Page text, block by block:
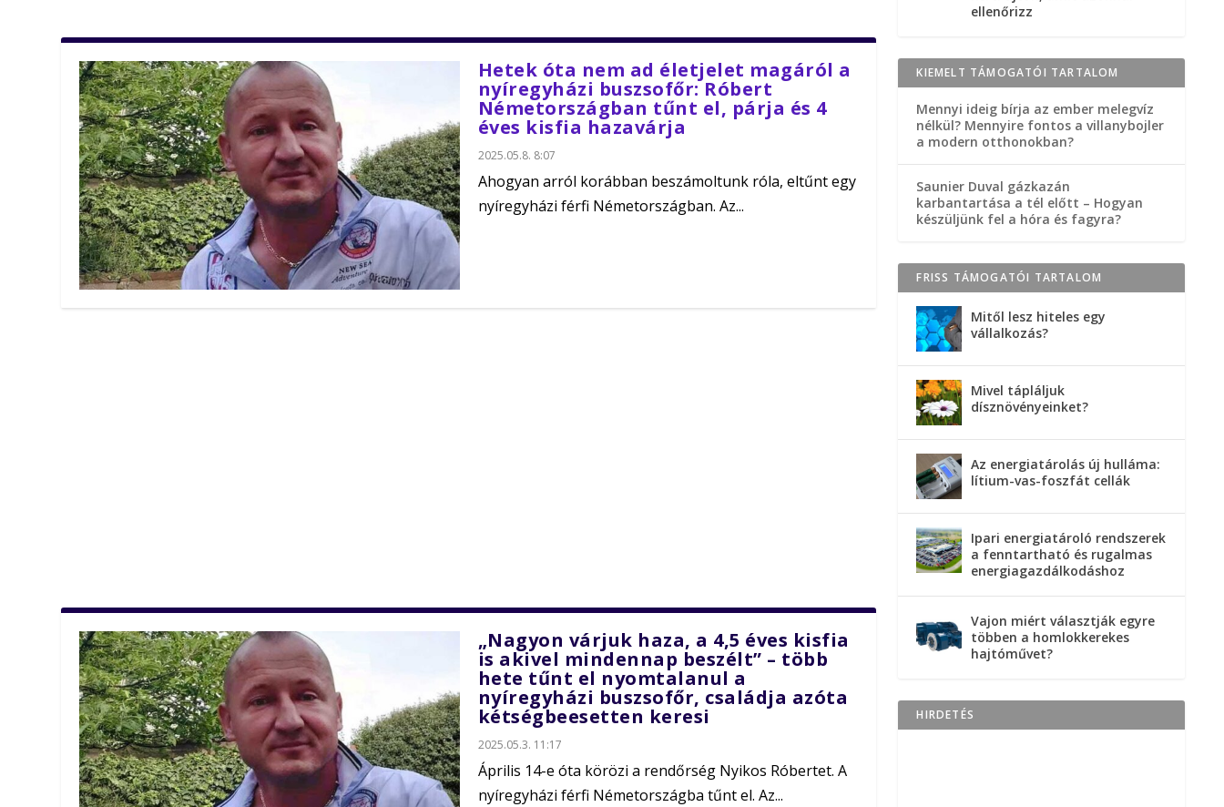
Hetek óta nem ad életjelet magáról a
nyíregyházi buszsofőr: Róbert
Németországban tűnt el, párja és 4
éves kisfia hazavárja
2025.05.8. 8:07
Ahogyan arról korábban beszámoltunk róla, eltűnt egy
nyíregyházi férfi Németországban. Az...
„Nagyon várjuk haza, a 4,5 éves kisfia
is akivel mindennap beszélt” – több
hete tűnt el nyomtalanul a
nyíregyházi buszsofőr, családja azóta
kétségbeesetten keresi
2025.05.3. 11:17
Április 14-e óta körözi a rendőrség Nyikos Róbertet. A
nyíregyházi férfi Németországba tűnt el. Az...
ellenőrizz
KIEMELT TÁMOGATÓI TARTALOM
Mennyi ideig bírja az ember melegvíz
nélkül? Mennyire fontos a villanybojler
a modern otthonokban?
Saunier Duval gázkazán
karbantartása a tél előtt – Hogyan
készüljünk fel a hóra és fagyra?
FRISS TÁMOGATÓI TARTALOM
Mitől lesz hiteles egy
vállalkozás?
Mivel tápláljuk
dísznövényeinket?
Az energiatárolás új hulláma:
lítium-vas-foszfát cellák
Ipari energiatároló rendszerek
a fenntartható és rugalmas
energiagazdálkodáshoz
Vajon miért választják egyre
többen a homlokkerekes
hajtóművet?
HIRDETÉS